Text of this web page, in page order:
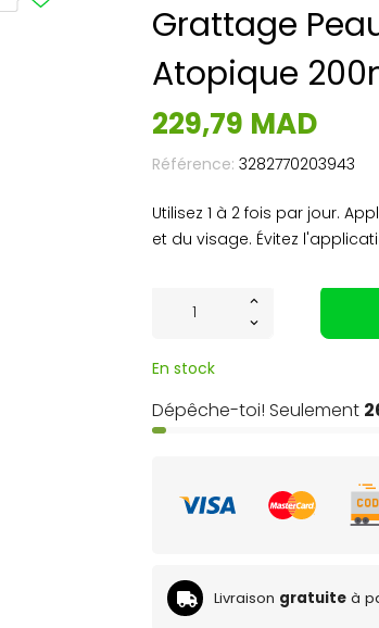
Grattage
Atopique
229,79 MAD
Référence: 3282770203943
Utilisez 1 à 2 fois par jour.
et du visage. Évitez
En stock
Dépêche-toi! Seulement
Livraison gratuite à